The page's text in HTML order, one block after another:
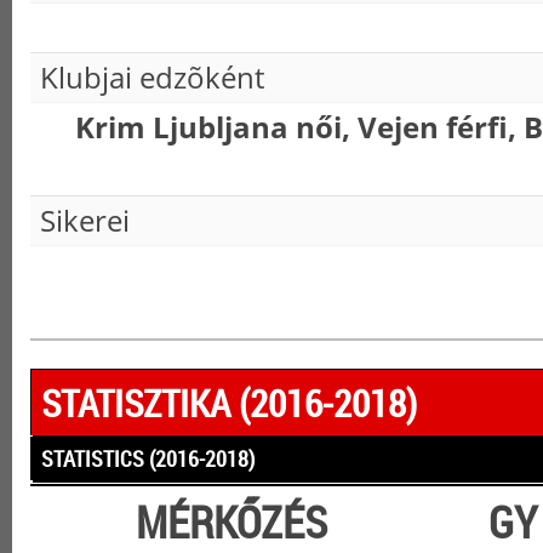
Klubjai edzõként
Krim Ljubljana női, Vejen férfi,
Sikerei
STATISZTIKA (2016-2018)
STATISTICS (2016-2018)
MÉRKŐZÉS GY